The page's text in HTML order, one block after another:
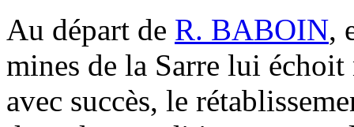
Au départ de R. BABOIN,
mines de la Sarre lui
avec succès, le